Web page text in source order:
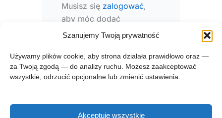
Szanujemy Twoją prywatność
Używamy plików cookie, aby strona działała prawidłowo oraz —
za Twoją zgodą — do analizy ruchu. Możesz zaakceptować
wszystkie, odrzucić opcjonalne lub zmienić ustawienia.
Akceptuję wszystkie
Musisz się zalogować,
aby móc dodać
komentarz.